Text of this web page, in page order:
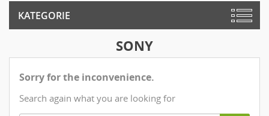
KATEGORIE
SONY
Sorry for the inconvenience.
Search again what you are looking for